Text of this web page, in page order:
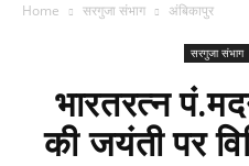
Home सरगुजा संभाग अंबिकापुर
सरगुजा संभाग
भारतरत्न
की जयंती पर